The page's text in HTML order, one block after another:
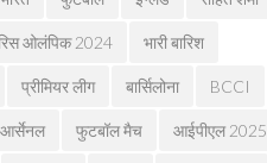
ओलंपिक 2024 भारी बारिश
प्रीमियर लीग बार्सिलोना BCCI
आर्सेनल फुटबॉल मैच आईपीएल 2025